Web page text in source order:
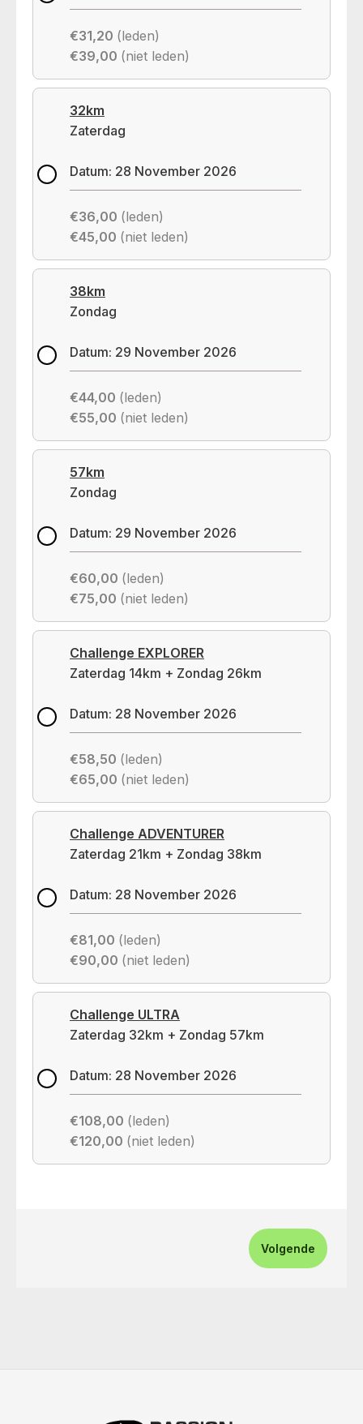
€31,20 (leden)
€39,00 (niet leden)
32km
Zaterdag
Datum: 28 November 2026
€36,00 (leden)
€45,00 (niet leden)
38km
Zondag
Datum: 29 November 2026
€44,00 (leden)
€55,00 (niet leden)
57km
Zondag
Datum: 29 November 2026
€60,00 (leden)
€75,00 (niet leden)
Challenge EXPLORER
Zaterdag 14km + Zondag 26km
Datum: 28 November 2026
€58,50 (leden)
€65,00 (niet leden)
Challenge ADVENTURER
Zaterdag 21km + Zondag 38km
Datum: 28 November 2026
€81,00 (leden)
€90,00 (niet leden)
Challenge ULTRA
Zaterdag 32km + Zondag 57km
Datum: 28 November 2026
€108,00 (leden)
€120,00 (niet leden)
Volgende